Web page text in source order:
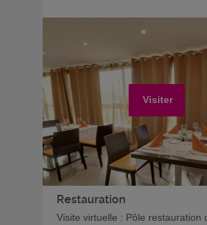
Visiter
Restauration
Visite virtuelle : Pôle restauration